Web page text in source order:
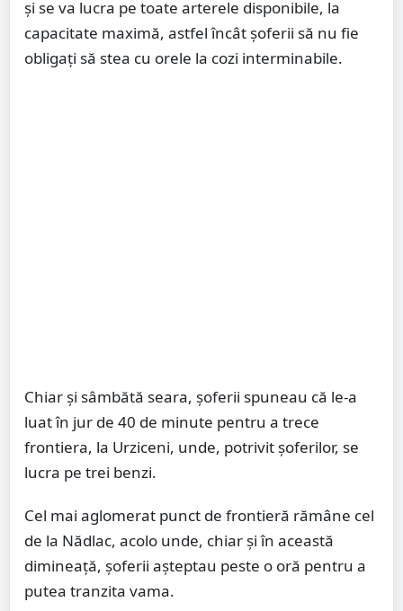
și se va lucra pe toate arterele disponibile, la
capacitate maximă, astfel încât șoferii să nu fie
obligați să stea cu orele la cozi interminabile.
Chiar și sâmbătă seara, șoferii spuneau că le-a
luat în jur de 40 de minute pentru a trece
frontiera, la Urziceni, unde, potrivit șoferilor, se
lucra pe trei benzi.
Cel mai aglomerat punct de frontieră rămâne cel
de la Nădlac, acolo unde, chiar și în această
dimineață, șoferii așteptau peste o oră pentru a
putea tranzita vama.